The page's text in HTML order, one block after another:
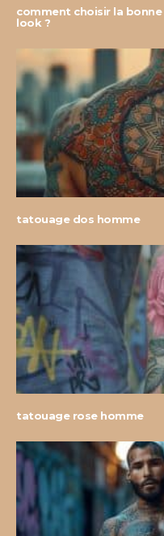
comment choisir la
look ?
tatouage dos homme
tatouage rose homme